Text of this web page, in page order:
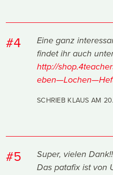
#4
Eine ganz
findet ihr auch
http://
SCHRIEB KLAUS AM
#5
Super, vielen
Das patafix ist von